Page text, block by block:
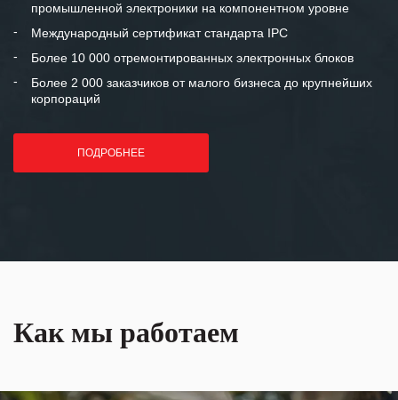
отношения и искренне желаем
«Инженерной компании «555» долгих
промышленной электроники на компонентном уровне
Международный сертификат стандарта IPC
Более 10 000 отремонтированных электронных блоков
Более 2 000 заказчиков от малого бизнеса до крупнейших
корпораций
ПОДРОБНЕЕ
Как мы работаем